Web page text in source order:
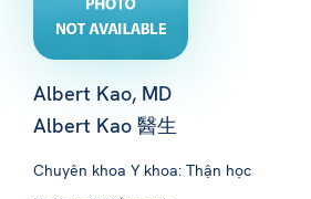
Albert Kao, MD
Albert Kao 醫生
Chuyên khoa Y khoa: Thận học